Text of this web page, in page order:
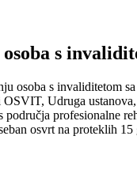
s
osoba s invaliditetom
Udruga
profesionalne
osvrt na proteklih